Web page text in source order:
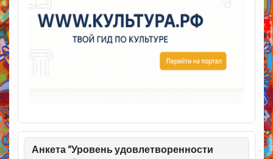
Анкета “Уровень удовлетворенности